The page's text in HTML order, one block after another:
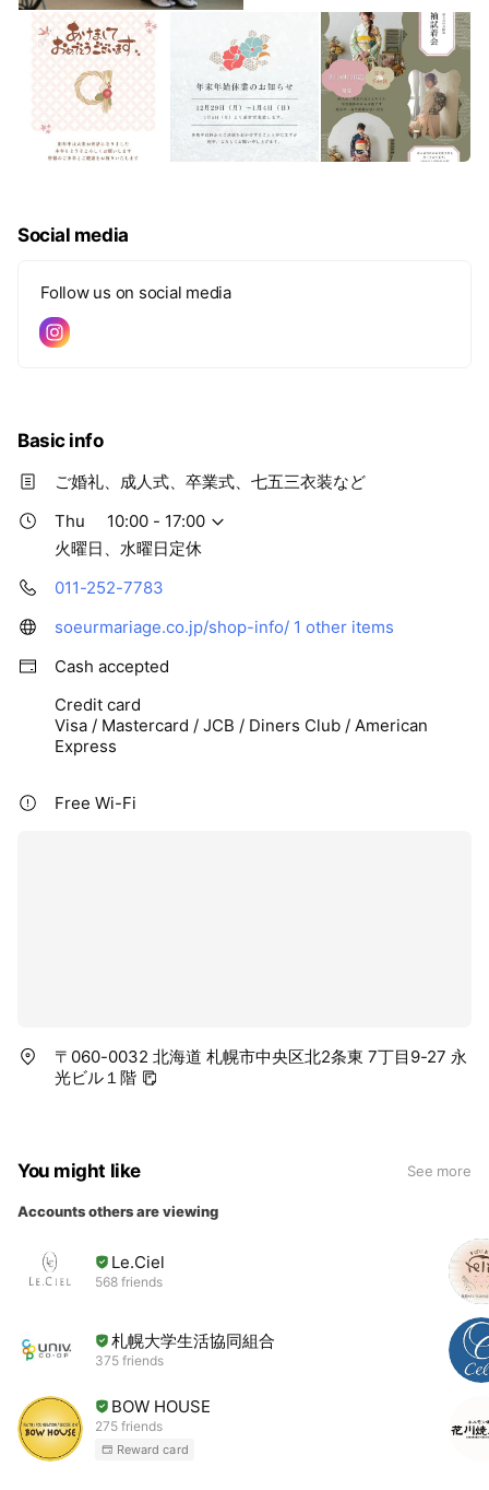
Social media
Follow us on social media
Basic info
ご婚礼、成人式、卒業式、七五三衣装など
Thu
10:00 - 17:00
火曜日、水曜日定休
011-252-7783
soeurmariage.co.jp/shop-info/ 1 other items
Cash accepted
Credit card
Visa / Mastercard / JCB / Diners Club / American
Express
Free Wi-Fi
〒060-0032 北海道 札幌市中央区北2条東 7丁目9-27 永
光ビル１階
You might like See more
Accounts others are viewing
Le.Ciel
568 friends
札幌大学生活協同組合
375 friends
BOW HOUSE
275 friends
Reward card